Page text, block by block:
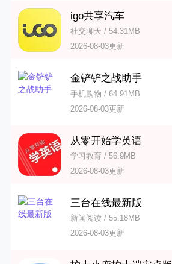
igo共享汽车
社交聊天 / 54.31MB
2026-08-03更新
金铲铲之战助手
手机购物 / 64.91MB
2026-08-03更新
从零开始学英语
学习教育 / 56.9MB
2026-08-03更新
三台在线最新版
新闻阅读 / 55.18MB
2026-08-03更新